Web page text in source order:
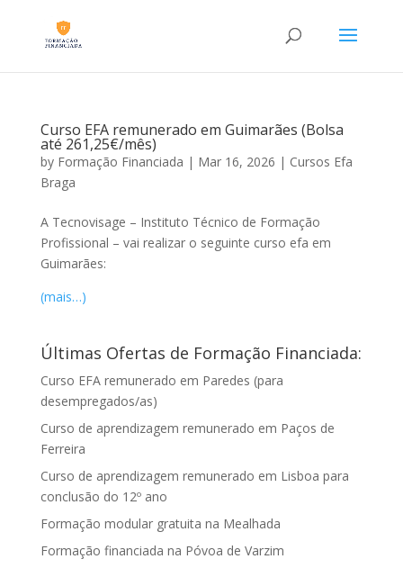
Curso EFA remunerado em Guimarães (Bolsa
até 261,25€/mês)
by Formação Financiada | Mar 16, 2026 | Cursos Efa
Braga
A Tecnovisage – Instituto Técnico de Formação
Profissional – vai realizar o seguinte curso efa em
Guimarães:
(mais…)
Últimas Ofertas de Formação Financiada:
Curso EFA remunerado em Paredes (para
desempregados/as)
Curso de aprendizagem remunerado em Paços de
Ferreira
Curso de aprendizagem remunerado em Lisboa para
conclusão do 12º ano
Formação modular gratuita na Mealhada
Formação financiada na Póvoa de Varzim